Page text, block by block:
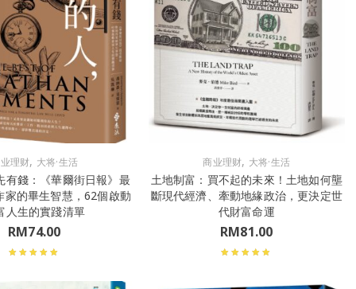
理财, 大将·生活
有錢：《華爾街日報》最
家的畢生智慧，62個啟動
人生的實踐清單
RM74.00
商业理财, 大将·生活
土地制富：買不起的未來！土地如何壟
斷現代經濟、牽動地緣政治，更決定世
代財富命運
RM81.00